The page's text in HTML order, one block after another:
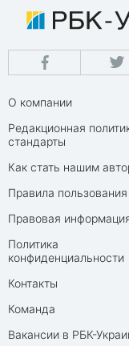
О компании
Редакционная
стандарты
Как стать нашим
Правила пользования
Правовая
Политика
конфиденциальности
Контакты
Команда
Вакансии в РБК-